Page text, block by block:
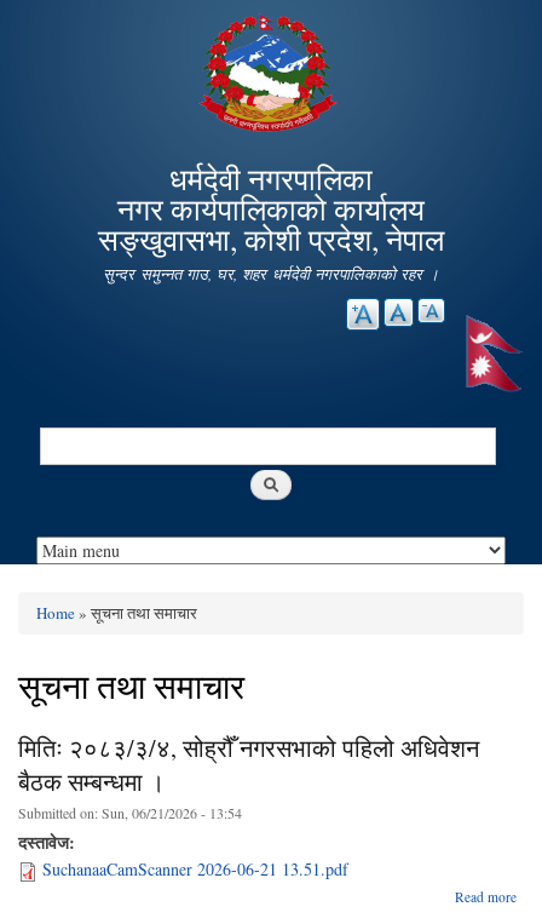
main
content
धर्मदेवी नगरपालिका
नगर कार्यपालिकाको कार्यालय
सङ्खुवासभा, कोशी प्रदेश, नेपाल
सुन्दर समुन्नत गाउ, घर, शहर धर्मदेवी नगरपालिकाको रहर ।
Search
You are here
Home» सूचना तथा समाचार
सूचना तथा समाचार
मितिः २०८३/३/४, सोह्रौँ नगरसभाको पहिलो अधिवेशन
बैठक सम्बन्धमा ।
Submitted on:Sun, 06/21/2026 - 13:54
दस्तावेज:
SuchanaaCamScanner 2026-06-21 13.51.pdf
Read more